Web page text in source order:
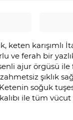
keten karışımlı
ve ferah bir
ajur örgüsü ile
şıklık
Ketenin soğuk
ile tüm